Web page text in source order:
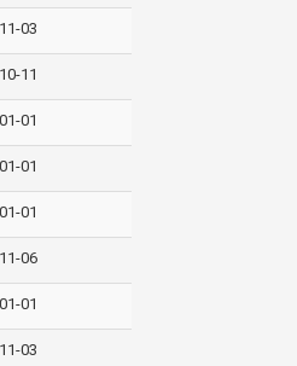
03
11
01
01
01
06
01
03